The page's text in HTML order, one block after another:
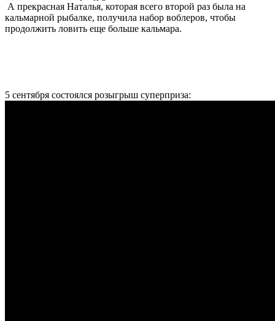
А прекрасная Наталья, которая всего второй раз была на
кальмарной рыбалке, получила набор воблеров, чтобы
продолжить ловить еще больше кальмара.
5 сентября состоялся розыгрыш суперприза: